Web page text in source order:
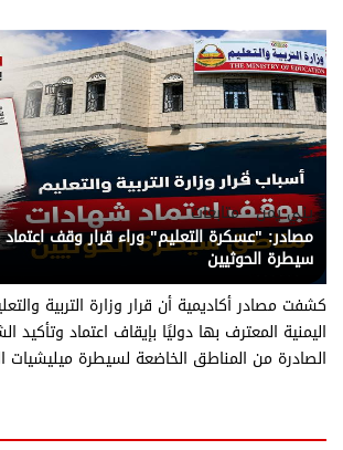
يني يمن - متابعات
مصادر: "عسكرة التعليم" وراء قرار وقف
سيطرة الحوثيين
كشفت مصادر أكاديمية أن قرار وزارة التربية
اليمنية المعترف بها دوليًا بإيقاف اعتماد وتأكيد
الصادرة من المناطق الخاضعة لسيطرة ميليشيات